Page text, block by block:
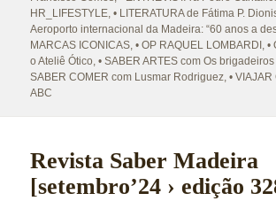
HR_LIFESTYLE,• LITERATURA de Fátima P.
Aeroporto internacional da Madeira: “60 anos a
MARCAS ICONICAS,• OP RAQUEL LOMBARDI ,•
o Ateliê Ótico,• SABER ARTES com Os
SABER COMER com Lusmar Rodriguez,•
ABC
Revista Saber Madeira
[setembro’24 › edição